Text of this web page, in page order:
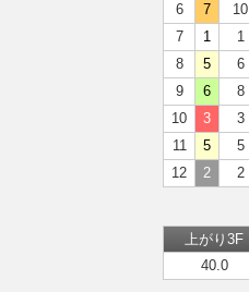
6
7 10
7
1 1
8
5 6
9
6 8
10
3 3
11
5 5
12
2 2
上がり3F
40.0